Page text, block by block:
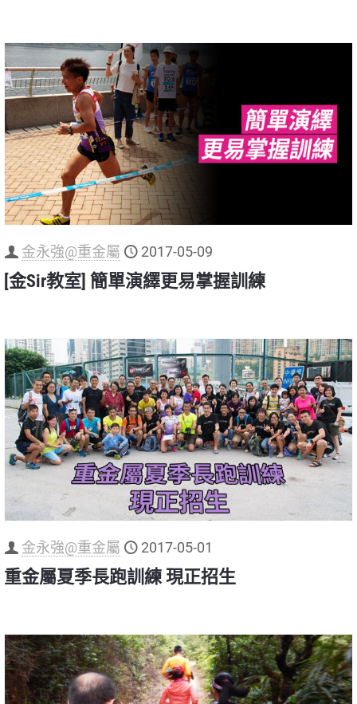
金永強@重金屬 2017-05-09
[金Sir教室] 簡單演繹更易掌握訓練
金永強@重金屬 2017-05-01
重金屬夏季長跑訓練 現正招生